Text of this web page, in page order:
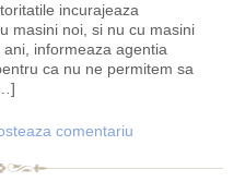
incurajeaza
masini noi, si nu cu masini
informeaza agentia
ca nu ne permitem sa
comentariu